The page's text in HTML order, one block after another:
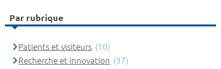
Par rubrique
Patients et visiteurs (10)
Recherche et innovation (37)